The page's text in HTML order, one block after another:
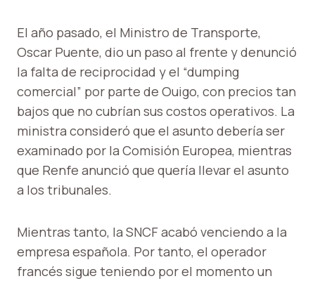
El año pasado, el Ministro de Transporte,
Oscar Puente, dio un paso al frente y denunció
la falta de reciprocidad y el “dumping
comercial” por parte de Ouigo, con precios tan
bajos que no cubrían sus costos operativos. La
ministra consideró que el asunto debería ser
examinado por la Comisión Europea, mientras
que Renfe anunció que quería llevar el asunto
a los tribunales.
Mientras tanto, la SNCF acabó venciendo a la
empresa española. Por tanto, el operador
francés sigue teniendo por el momento un